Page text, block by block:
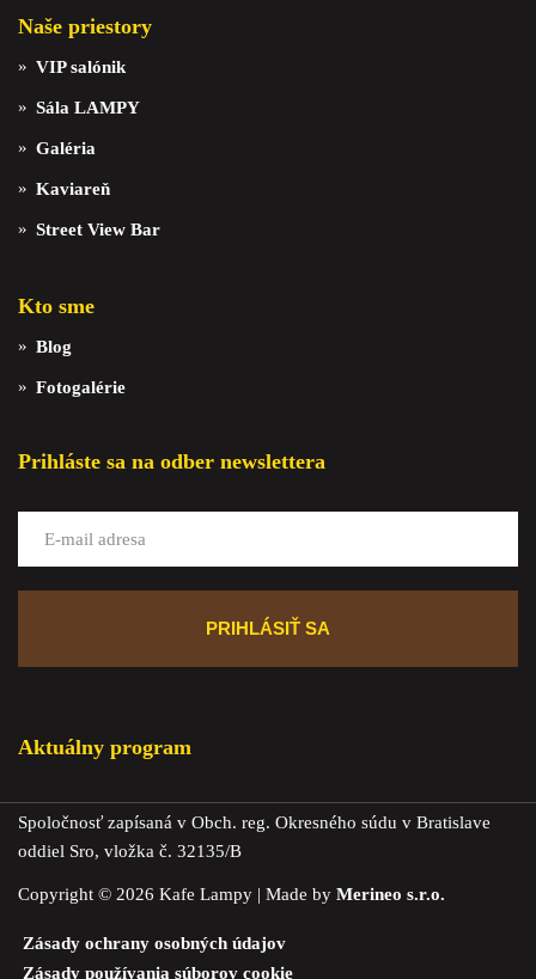
Naše priestory
VIP salónik
Sála LAMPY
Galéria
Kaviareň
Street View Bar
Kto sme
Blog
Fotogalérie
Prihláste sa na odber newslettera
Aktuálny program
Spoločnosť zapísaná v Obch. reg. Okresného súdu v Bratislave
oddiel Sro, vložka č. 32135/B
Copyright © 2026 Kafe Lampy | Made by Merineo s.r.o.
Zásady ochrany osobných údajov
Zásady používania súborov cookie